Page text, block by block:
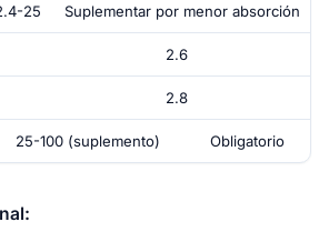
25 Suplementar por menor absorción
2.6
2.8
25-100 (suplemento) Obligatorio